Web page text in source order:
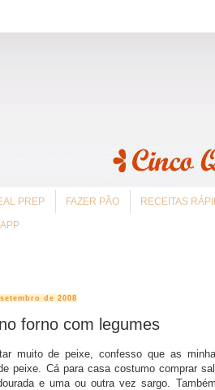
PREP FAZER PÃO RECEITAS
de 2008
forno com legumes
muito de peixe, confesso que as
peixe. Cá para casa costumo comprar
e uma ou outra vez sargo.